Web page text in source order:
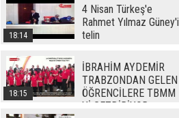
18:14
4 Nisan Türkeş'e
Rahmet Yılmaz Güney'i
telin
18:15
İBRAHİM AYDEMİR
TRABZONDAN GELEN
ÖĞRENCİLERE TBMM
Yİ GEZDİRİYOR